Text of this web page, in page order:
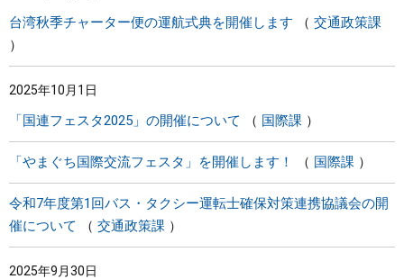
台湾秋季チャーター便の運航式典を開催します 交通政策課
2025年10月1日
「国連フェスタ2025」の開催について 国際課
「やまぐち国際交流フェスタ」を開催します！ 国際課
令和7年度第1回バス・タクシー運転士確保対策連携協議会の開
催について
交通政策課
2025年9月30日